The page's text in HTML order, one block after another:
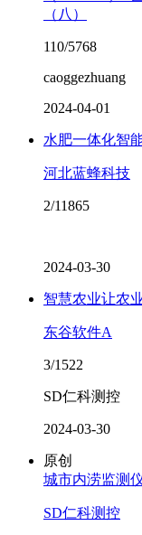
（八）
110/5768
caoggezhuang
2024-04-01
水肥一体化智
河北蓝蜂科技
2/11865
2024-03-30
智慧农业让农
东谷软件A
3/1522
SD仁科测控
2024-03-30
原创
城市内涝监测
SD仁科测控